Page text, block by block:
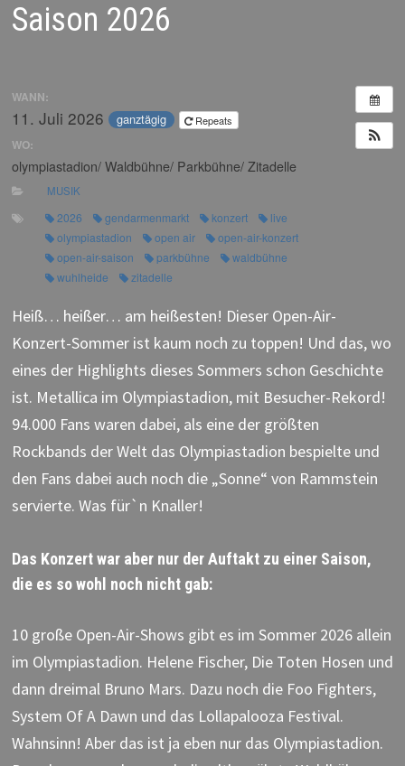
Saison 2026
WANN:
11. Juli 2026 ganztägig Repeats
WO:
olympiastadion/ Waldbühne/ Parkbühne/ Zitadelle
MUSIK
2026 gendarmenmarkt konzert
live
olympiastadion
open air
open-air-konzert
open-air-saison
parkbühne
waldbühne
wuhlheide
zitadelle
Heiß… heißer… am heißesten! Dieser Open-Air-
Konzert-Sommer ist kaum noch zu toppen! Und das, wo
eines der Highlights dieses Sommers schon Geschichte
ist. Metallica im Olympiastadion, mit Besucher-Rekord!
94.000 Fans waren dabei, als eine der größten
Rockbands der Welt das Olympiastadion bespielte und
den Fans dabei auch noch die „Sonne“ von Rammstein
servierte. Was für`n Knaller!
Das Konzert war aber nur der Auftakt zu einer Saison,
die es so wohl noch nicht gab:
10 große Open-Air-Shows gibt es im Sommer 2026 allein
im Olympiastadion. Helene Fischer, Die Toten Hosen und
dann dreimal Bruno Mars. Dazu noch die Foo Fighters,
System Of A Dawn und das Lollapalooza Festival.
Wahnsinn! Aber das ist ja eben nur das Olympiastadion.